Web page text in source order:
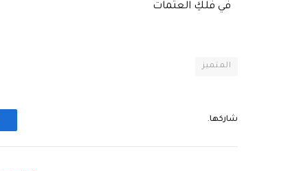
في فلكِ العتمات
المتميز
شاركها.